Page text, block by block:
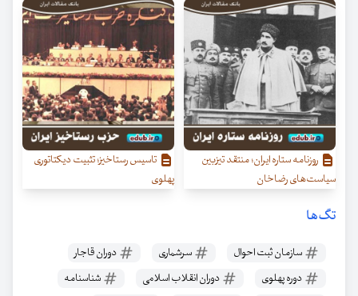
روزنامه ستاره ایران؛ منتقد تیزبین
سیاست‌های رضاخان
تاسیس رستاخیز؛ تثبیت دیکتاتوری
پهلوی
تگ‌ها
سازمان ثبت احوال سرشماری
دوران قاجار
دوره پهلوی
دوران انقلاب اسلامی
شناسنامه